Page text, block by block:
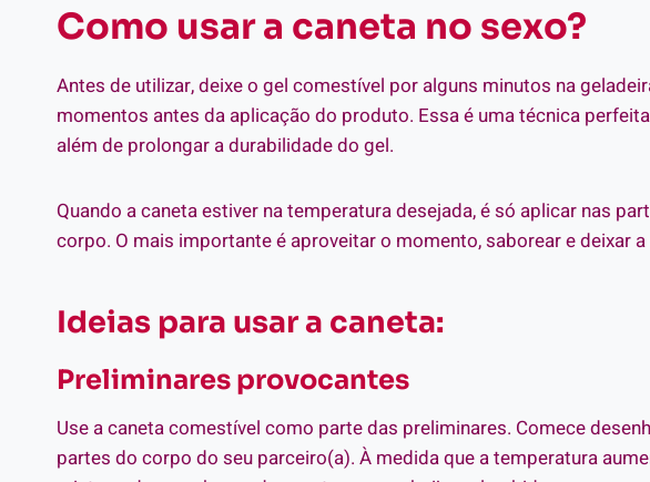
Como usar a caneta no sexo?
Antes de utilizar, deixe o gel comestível por alguns minutos na
momentos antes da aplicação do produto. Essa é uma técnica
além de prolongar a durabilidade do gel.
Quando acaneta estiver na temperatura desejada, é só aplicar nas
corpo. O mais importante é aproveitar o momento, saborear e deixar
Ideias para usar a caneta:
Preliminares provocantes
Use a caneta comestível como parte das preliminares. Comece
partes do corpo do seu parceiro(a). À medida que a temperatura